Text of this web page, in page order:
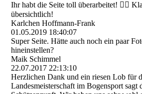
Ihr habt die Seite toll überarbeitet! 👍🏼
übersichtlich!
Karlchen Hoffmann-Frank
01.05.2019 18:40:07
Super Seite. Hätte auch noch ein paar
hineinstellen?
Maik Schimmel
22.07.2017 22:13:10
Herzlichen Dank und ein riesen Lob für
Landesmeisterschaft im Bogensport sagt